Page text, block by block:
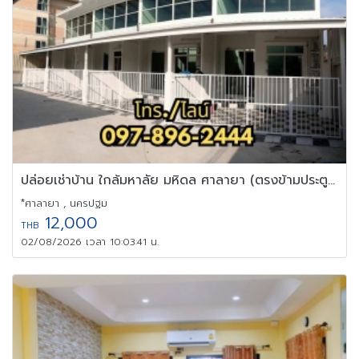
ปล่อยเช่าบ้าน ใกล้มหาลัย มหิดล ศาลายา (ตรงข้ามประตู 2)
*ศาลายา , นครปฐม
THB 12,000
02/08/2026 เวลา 10:03:41 น.